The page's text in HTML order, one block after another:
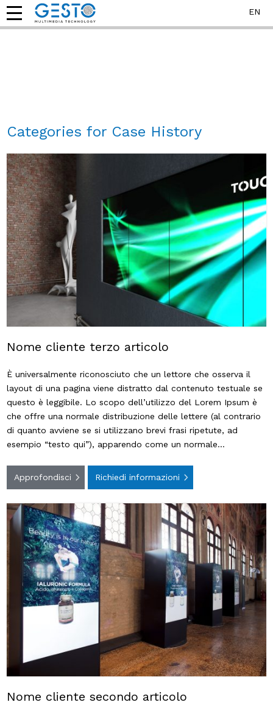
EN
Categories for Case History
Nome cliente terzo articolo
È universalmente riconosciuto che un lettore che osserva il
layout di una pagina viene distratto dal contenuto testuale se
questo è leggibile. Lo scopo dell’utilizzo del Lorem Ipsum è
che offre una normale distribuzione delle lettere (al contrario
di quanto avviene se si utilizzano brevi frasi ripetute, ad
esempio “testo qui”), apparendo come un normale…
Approfondisci Richiedi informazioni
Nome cliente secondo articolo